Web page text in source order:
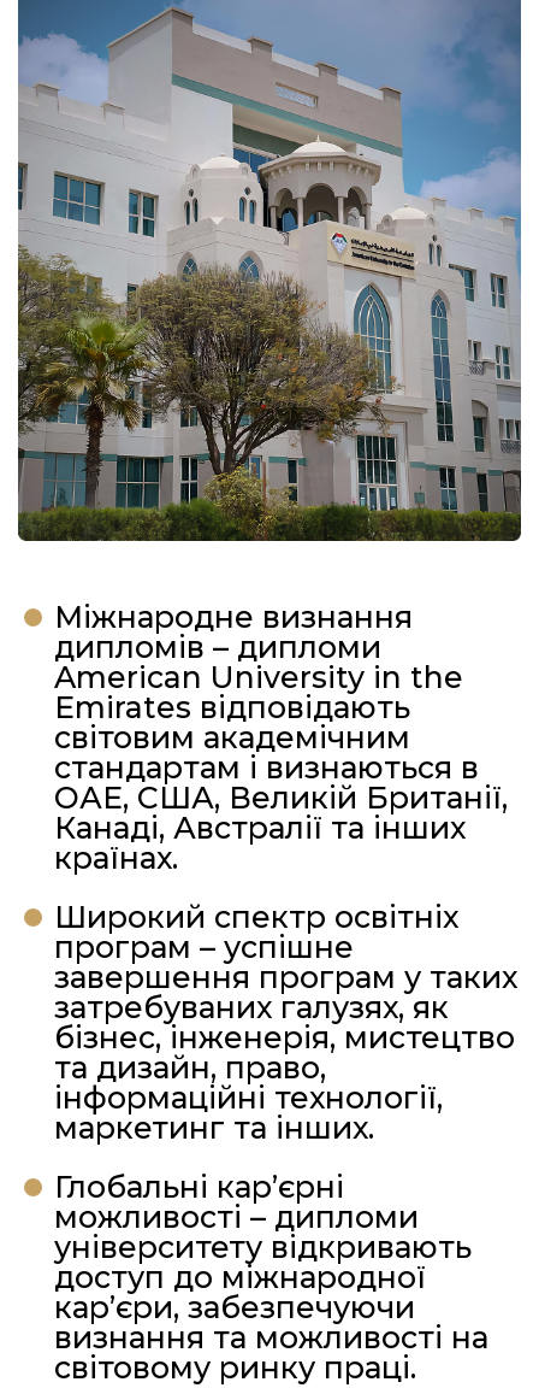
Міжнародне визнання
дипломів – дипломи
American University in the
Emirates відповідають
світовим академічним
стандартам і визнаються в
ОАЕ, США, Великій Британії,
Канаді, Австралії та інших
країнах.
Широкий спектр освітніх
програм – успішне
завершення програм у таких
затребуваних галузях, як
бізнес, інженерія, мистецтво
та дизайн, право,
інформаційні технології,
маркетинг та інших.
Глобальні кар’єрні
можливості – дипломи
університету відкривають
доступ до міжнародної
кар’єри, забезпечуючи
визнання та можливості на
світовому ринку праці.